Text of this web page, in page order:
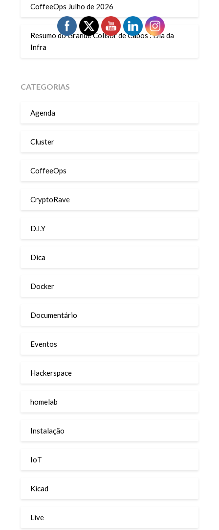
CoffeeOps Julho de 2026
Resumo do Grande Colisor de Cabos : Dia da
Infra
CATEGORIAS
Agenda
Cluster
CoffeeOps
CryptoRave
D.I.Y
Dica
Docker
Documentário
Eventos
Hackerspace
homelab
Instalação
IoT
Kicad
Live